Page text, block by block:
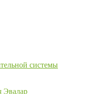
системы
Эвалар